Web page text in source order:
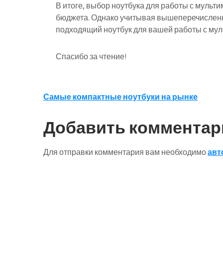
В итоге, выбор ноутбука для работы с
бюджета. Однако учитывая
подходящий ноутбук для вашей работы с
Спасибо за чтение!
Навигация
по
записям
Самые компактные ноутбуки на рынке
Добавить
Для отправки комментария вам необходимо